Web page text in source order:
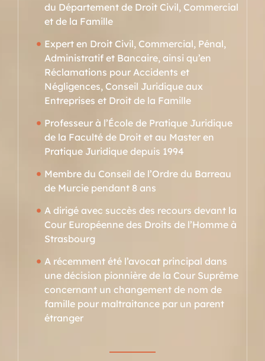
du Département de Droit Civil, Commercial
et de la Famille
Expert en Droit Civil, Commercial, Pénal,
Administratif et Bancaire, ainsi qu’en
Réclamations pour Accidents et
Négligences, Conseil Juridique aux
Entreprises et Droit de la Famille
Professeur à l’École de Pratique Juridique
de la Faculté de Droit et au Master en
Pratique Juridique depuis 1994
Membre du Conseil de l’Ordre du Barreau
de Murcie pendant 8 ans
A dirigé avec succès des recours devant la
Cour Européenne des Droits de l’Homme à
Strasbourg
A récemment été l’avocat principal dans
une décision pionnière de la Cour Suprême
concernant un changement de nom de
famille pour maltraitance par un parent
étranger